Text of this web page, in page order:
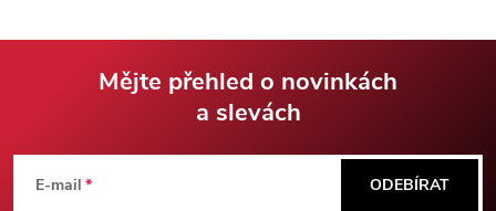
Mějte přehled o novinkách
a slevách
E-mail ODEBÍRAT